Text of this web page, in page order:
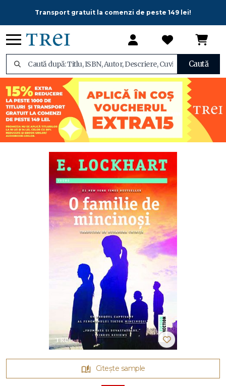
Transport gratuit la comenzi de peste 149 lei!
Caută
Citește sample